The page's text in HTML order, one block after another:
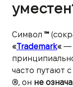
Символ™
«Trademark« —
часто путают
®, он не